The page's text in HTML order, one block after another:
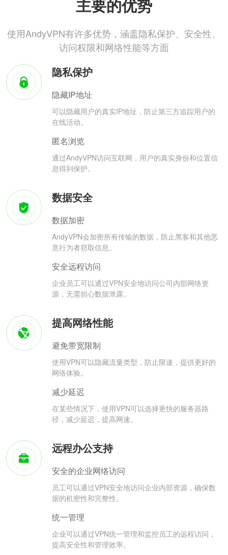
主要的优势
使用AndyVPN有许多优势，涵盖隐私保护、安全性、
访问权限和网络性能等方面
隐私保护
隐藏IP地址
可以隐藏用户的真实IP地址，防止第三方追踪用户的
在线活动。
匿名浏览
通过AndyVPN访问互联网，用户的真实身份和位置信
息得到保护。
数据安全
数据加密
AndyVPN会加密所有传输的数据，防止黑客和其他恶
意行为者窃取信息。
安全远程访问
企业员工可以通过VPN安全地访问公司内部网络资
源，无需担心数据泄露。
提高网络性能
避免带宽限制
使用VPN可以隐藏流量类型，防止限速，提供更好的
网络体验。
减少延迟
在某些情况下，使用VPN可以选择更快的服务器路
径，减少延迟，提高网速。
远程办公支持
安全的企业网络访问
员工可以通过VPN安全地访问企业内部资源，确保数
据的机密性和完整性。
统一管理
企业可以通过VPN统一管理和监控员工的远程访问，
提高安全性和管理效率。